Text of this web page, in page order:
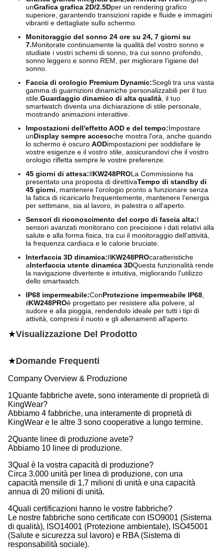
unGrafica grafica 2D/2.5Dper un rendering grafico
superiore, garantendo transizioni rapide e fluide e immagini
vibranti e dettagliate sullo schermo.
Monitoraggio del sonno 24 ore su 24, 7 giorni su
7.Monitorate continuamente la qualità del vostro sonno e
studiate i vostri schemi di sonno, tra cui sonno profondo,
sonno leggero e sonno REM, per migliorare l'igiene del
sonno.
Faccia di orologio Premium Dynamic:Scegli tra una vasta
gamma di guarnizioni dinamiche personalizzabili per il tuo
stile. Guardaggio dinamico di alta qualità , il tuo
smartwatch diventa una dichiarazione di stile personale,
mostrando animazioni interattive.
Impostazioni dell'effetto AOD e del tempo:Impostare
unDisplay sempre accesoche mostra l'ora, anche quando
lo schermo è oscuro. AODimpostazioni per soddisfare le
vostre esigenze e il vostro stile, assicurandovi che il vostro
orologio rifletta sempre le vostre preferenze.
45 giorni di attesa:IlKW248PROLa Commissione ha
presentato una proposta di direttivaTempo di standby di
45 giorni , mantenere l'orologio pronto a funzionare senza
la fatica di ricaricarlo frequentemente, mantenere l'energia
per settimane, sia al lavoro, in palestra o all'aperto.
Sensori di riconoscimento del corpo di fascia alta:I
sensori avanzati monitorano con precisione i dati relativi alla
salute e alla forma fisica, tra cui il monitoraggio dell'attività,
la frequenza cardiaca e le calorie bruciate.
Interfaccia 3D dinamica:IlKW248PROcaratteristiche
aInterfaccia utente dinamica 3DQuesta funzionalità rende
la navigazione divertente e intuitiva, migliorando l'utilizzo
dello smartwatch.
IP68 impermeabile:ConProtezione impermeabile IP68
ilKW248PROè progettato per resistere alla polvere, al
sudore e alla pioggia, rendendolo ideale per tutti i tipi di
attività, compresi il nuoto e gli allenamenti all'aperto.
★Visualizzazione Del Prodotto
★Domande Frequenti
Company Overview & Produzione
1Quante fabbriche avete, sono interamente di proprietà di
KingWear?
Abbiamo 4 fabbriche, una interamente di proprietà di
KingWear e le altre 3 sono cooperative a lungo termine.
2Quante linee di produzione avete?
Abbiamo 10 linee di produzione.
3Qual è la vostra capacità di produzione?
Circa 3.000 unità per linea di produzione, con una
capacità mensile di 1,7 milioni di unità e una capacità
annua di 20 milioni di unità.
4Quali certificazioni hanno le vostre fabbriche?
Le nostre fabbriche sono certificate con ISO9001 (Sistema
di qualità), ISO14001 (Protezione ambientale), ISO45001
(Salute e sicurezza sul lavoro) e RBA (Sistema di
responsabilità sociale).